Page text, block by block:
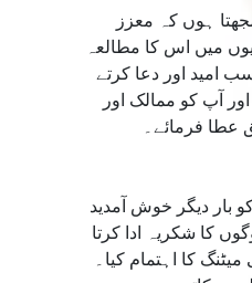
ہوں کہ معزز
میں اس کا مطالعہ
امید اور دعا کرتے
آپ کو ممالک اور
عطا فرمائے۔
بار دیگر خوش آمدید
کا شکریہ ادا کرتا
کا اہتمام کیا۔